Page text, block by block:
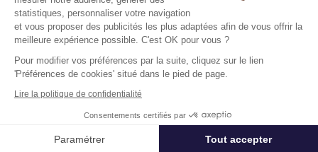
Affiner ma recherche
facebooktwitter instagramyoutube
Mentions légales Politique de cookie
statistiques, personnaliser votre navigation
et vous proposer des publicités les plus adaptées afin de vous offrir la
meilleure expérience possible. C'est OK pour vous ?
Pour modifier vos préférences par la suite, cliquez sur le lien
'Préférences de cookies' situé dans le pied de page.
Lire la politique de confidentialité
Consentements certifiés par
Paramétrer Tout accepter